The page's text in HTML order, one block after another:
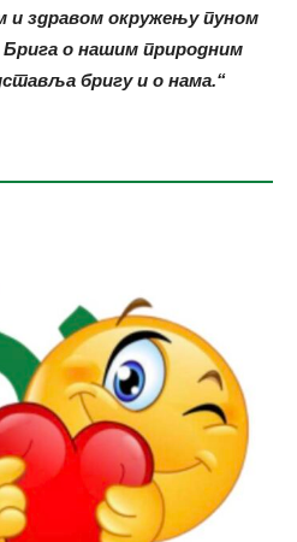
и здравом окружењу пуном
Брига о нашим природним
бригу и о нама.“